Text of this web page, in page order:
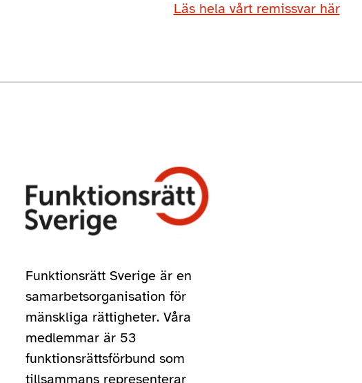
Läs hela vårt remissvar här
Funktionsrätt Sverige är en
samarbetsorganisation för
mänskliga rättigheter. Våra
medlemmar är 53
funktionsrättsförbund som
tillsammans representerar